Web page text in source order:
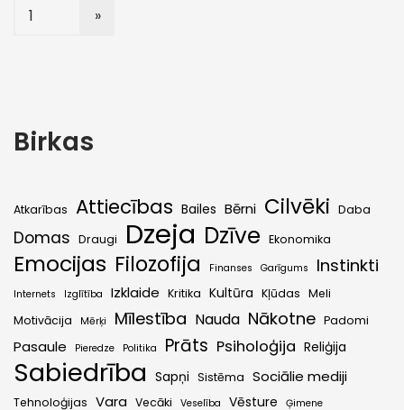
Birkas
Atkarības Attiecības Bailes Bērni Cilvēki Daba
Domas Draugi Dzeja Dzīve Ekonomika
Emocijas Filozofija Finanses Garīgums Instinkti
Internets Izglītība Izklaide Kritika Kultūra Kļūdas Meli
Motivācija
Mērķi Mīlestība Nauda Nākotne Padomi
Pasaule Pieredze Politika Prāts Psiholoģija Reliģija
Sabiedrība Sapņi Sistēma Sociālie mediji
Tehnoloģijas Vara Vecāki Veselība Vēsture Ģimene